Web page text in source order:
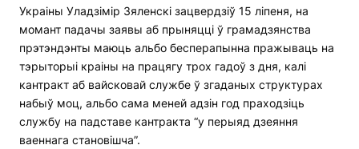
Украіны Уладзімір Зяленскі зацвердзіў 15 ліпеня, на
момант падачы заявы аб прыняцці ў грамадзянства
прэтэндэнты маюць альбо бесперапынна пражываць на
тэрыторыі краіны на працягу трох гадоў з дня, калі
кантракт аб вайсковай службе ў згаданых структурах
набыў моц, альбо сама меней адзін год праходзіць
службу на падставе кантракта “у перыяд дзеяння
ваеннага становішча”.